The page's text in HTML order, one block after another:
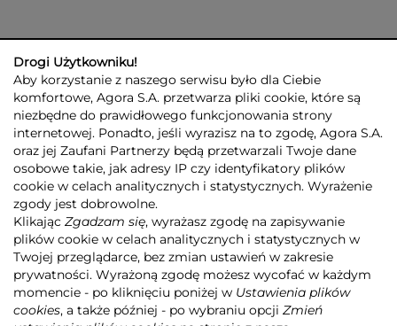
GRUPA AGORA DLA INWESTORÓW DLA MEDIÓW
REKLAMA
ESG
KONTAKT
© 2026 Copyright AGORA SA
POLITYKA PRYWATNOŚCI AGORA S.A.
POLITYKA PRYWATNOŚCI SERWISU AGORA.PL
POLITYKA TRANSPARENTNOŚCI
ZASTRZEŻENIE PRAWNOAUTORSKIE
INFORMACJE O USŁUGACH MEDIALNYCH
MAPA SERWISU RSS
Drogi Użytkowniku!
Aby korzystanie z naszego serwisu było dla Ciebie
komfortowe, Agora S.A. przetwarza pliki cookie, które są
niezbędne do prawidłowego funkcjonowania strony
internetowej. Ponadto, jeśli wyrazisz na to zgodę, Agora S.A.
oraz jej Zaufani Partnerzy będą przetwarzali Twoje dane
osobowe takie, jak adresy IP czy identyfikatory plików
cookie w celach analitycznych i statystycznych. Wyrażenie
zgody jest dobrowolne.
Klikając Zgadzam się, wyrażasz zgodę na zapisywanie
plików cookie w celach analitycznych i statystycznych w
Twojej przeglądarce, bez zmian ustawień w zakresie
prywatności. Wyrażoną zgodę możesz wycofać w każdym
momencie - po kliknięciu poniżej w Ustawienia plików
cookies, a także później - po wybraniu opcji Zmień